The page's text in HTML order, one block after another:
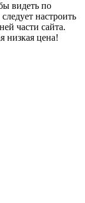
видеть по
настроить
части сайта.
низкая цена!